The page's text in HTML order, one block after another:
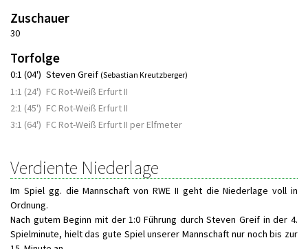
Zuschauer
30
Torfolge
0:1 (04') Steven Greif (Sebastian Kreutzberger)
1:1 (24') FC Rot-Weiß Erfurt II
2:1 (45') FC Rot-Weiß Erfurt II
3:1 (64') FC Rot-Weiß Erfurt II per Elfmeter
Verdiente Niederlage
Im Spiel gg. die Mannschaft von RWE II geht die Niederlage voll in
Ordnung.
Nach gutem Beginn mit der 1:0 Führung durch Steven Greif in der 4.
Spielminute, hielt das gute Spiel unserer Mannschaft nur noch bis zur